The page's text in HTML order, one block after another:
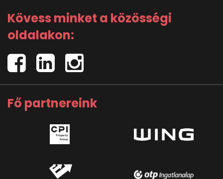
Kövess minket a közösségi
oldalakon:
Fő partnereink